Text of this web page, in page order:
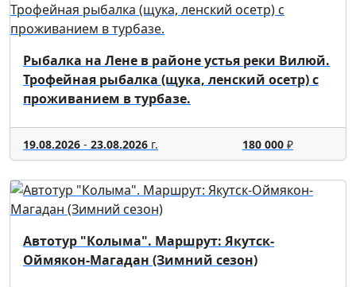
Рыбалка на Лене в районе устья реки Вилюй.
Трофейная рыбалка (щука, ленский осетр) с
проживанием в турбазе.
19.08.2026 - 23.08.2026 г. 180 000₽
Автотур "Колыма". Маршрут: Якутск-
Оймякон-Магадан (Зимний сезон)